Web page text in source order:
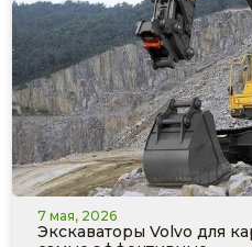
7 мая, 2026
Экскаваторы Volvo для